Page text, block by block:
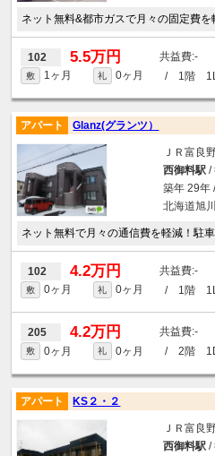
ネット無料&都市ガスで月々の固定費を
102 5.5万円 -
敷 1ヶ月 礼 0ヶ月 / 1階
アパート Glanz(グランツ）
ＪＲ富良
西御料駅/
築年 29年
北海道旭
ネット無料で月々の通信費を軽減！駐
102 4.2万円 -
敷 0ヶ月 礼 0ヶ月 / 1階
205 4.2万円 -
敷 0ヶ月 礼 0ヶ月 / 2階
アパート KS２・２
ＪＲ富良
西御料駅/